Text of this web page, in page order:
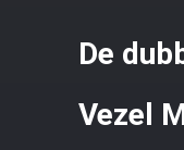
De
Vezel